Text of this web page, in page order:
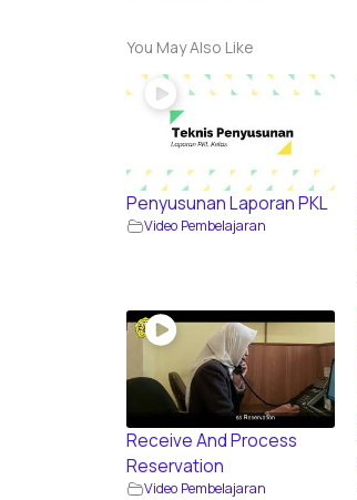
You May Also Like
Penyusunan Laporan PKL
Video Pembelajaran
Receive And Process
Reservation
Video Pembelajaran